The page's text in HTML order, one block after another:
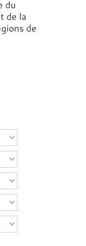
du
de la
de